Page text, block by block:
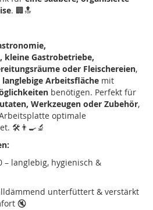
. 🏢🔝
Gastrobetriebe,
oder Fleischereien,
Arbeitsfläche mit
benötigen. Perfekt für
Werkzeugen oder Zubehör,
optimale
🛠👨‍🍳🔬
– langlebig, hygienisch &
unterfüttert & verstärkt
🔇